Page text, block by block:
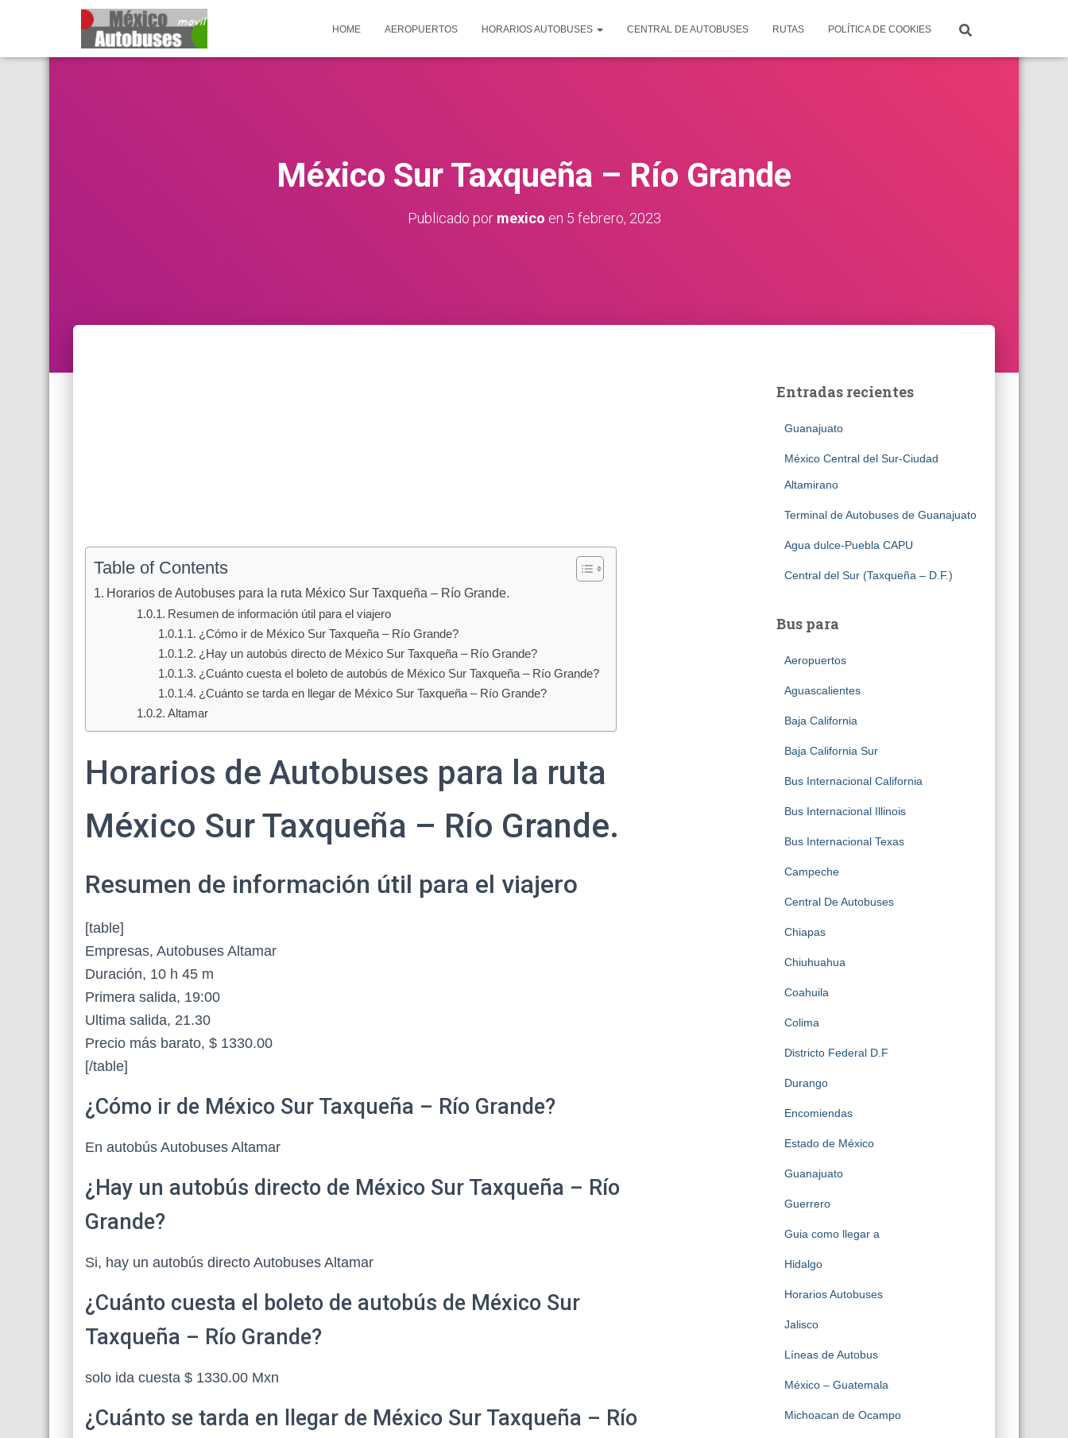
HOME AEROPUERTOS HORARIOS AUTOBUSES CENTRAL DE AUTOBUSES RUTAS POLÍTICA DE COOKIES
México Sur Taxqueña – Río Grande
Publicado por mexico en 5 febrero, 2023
Table of Contents
Horarios de Autobuses para la ruta México Sur Taxqueña – Río Grande.
Resumen de información útil para el viajero
¿Cómo ir de México Sur Taxqueña – Río Grande?
¿Hay un autobús directo de México Sur Taxqueña – Río Grande?
¿Cuánto cuesta el boleto de autobús de México Sur Taxqueña – Río Grande?
¿Cuánto se tarda en llegar de México Sur Taxqueña – Río Grande?
Altamar
Horarios de Autobuses para la ruta
México Sur Taxqueña – Río Grande.
Resumen de información útil para el viajero
[table]
Empresas, Autobuses Altamar
Duración, 10 h 45 m
Primera salida, 19:00
Ultima salida, 21.30
Precio más barato, $ 1330.00
[/table]
¿Cómo ir de México Sur Taxqueña – Río Grande?
En autobús Autobuses Altamar
¿Hay un autobús directo de México Sur Taxqueña – Río
Grande?
Si, hay un autobús directo Autobuses Altamar
¿Cuánto cuesta el boleto de autobús de México Sur
Taxqueña – Río Grande?
solo ida cuesta $ 1330.00 Mxn
¿Cuánto se tarda en llegar de México Sur Taxqueña – Río
Entradas recientes
Guanajuato
México Central del Sur-Ciudad
Altamirano
Terminal de Autobuses de Guanajuato
Agua dulce-Puebla CAPU
Central del Sur (Taxqueña – D.F.)
Bus para
Aeropuertos
Aguascalientes
Baja California
Baja California Sur
Bus Internacional California
Bus Internacional Illinois
Bus Internacional Texas
Campeche
Central De Autobuses
Chiapas
Chiuhuahua
Coahuila
Colima
Districto Federal D.F
Durango
Encomiendas
Estado de México
Guanajuato
Guerrero
Guia como llegar a
Hidalgo
Horarios Autobuses
Jalisco
Líneas de Autobus
México – Guatemala
Michoacan de Ocampo